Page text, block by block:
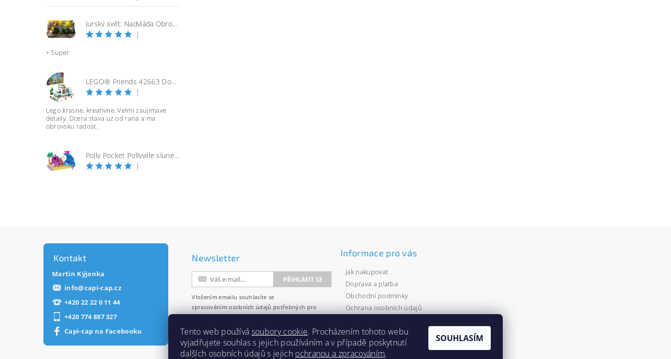
Jurský svět: Nadvláda Obrovský útočící SINOTYRANNUS
|
+ Super
LEGO® Friends 42663 Dobrodružství s karavanem přátelství
|
Lego krasne, kreativne. Velmi zaujimave
detaily. Dcera stava uz od rana a ma
obrovsku radost.
Polly Pocket Pollyville slunečná pláž
|
Kontakt
Martin Kýjonka
info@capi-cap.cz
+420 22 22 0 11 44
+420 774 887 327
Capi-cap na Facebooku
Newsletter
Vložením emailu souhlasíte se
zpracováním osobních údajů potřebných pro
Informace pro vás
Jak nakupovat
Doprava a platba
Obchodní podmínky
Ochrana osobních údajů
Zásady používání souborů cookies
Tento web používá soubory cookie. Procházením tohoto webu
vyjadřujete souhlas s jejich používáním a v případě poskytnutí
dalších osobních údajů s jejich ochranou a zpracováním.
SOUHLASÍM